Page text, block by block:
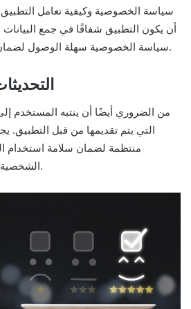
سياسة الخصوصية وكيفية تعامل
أن يكون التطبيق شفافًا في جمع
سياسة الخصوصية سهلة الوصول لضمان سلامة بيانات المستخدم.
من الضروري أيضًا أن ينتبه المستخدم
التي يتم تقديمها من قبل التطبيق.
منتظمة لضمان سلامة استخدام
الشخصية للمستخدمين بشكل فعال.